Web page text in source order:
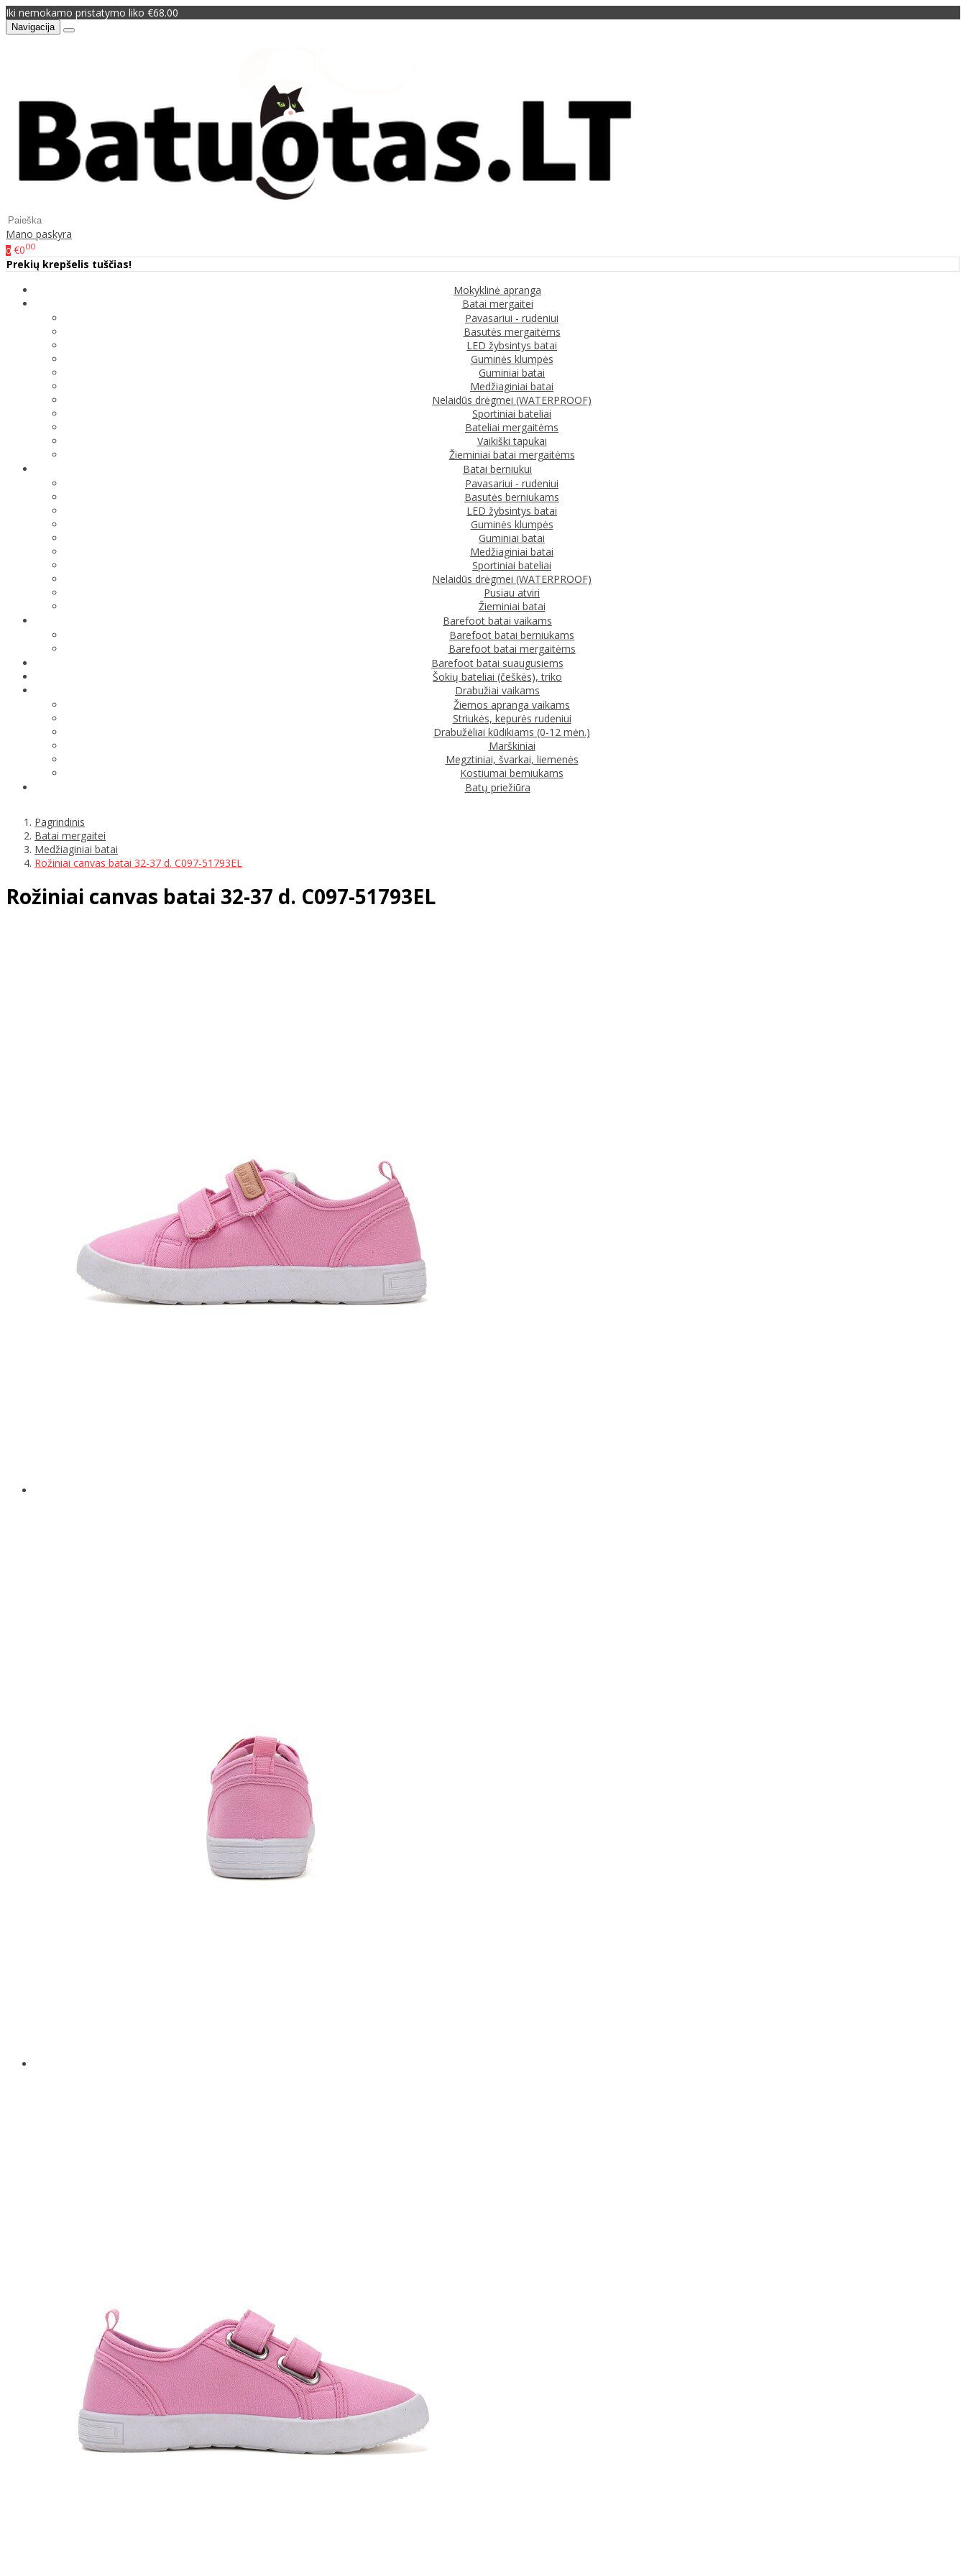
Iki nemokamo pristatymo liko €68.00
Navigacija
Mano paskyra
0 €000
Prekių krepšelis tuščias!
Mokyklinė apranga
Batai mergaitei
Pavasariui - rudeniui
Basutės mergaitėms
LED žybsintys batai
Guminės klumpės
Guminiai batai
Medžiaginiai batai
Nelaidūs drėgmei (WATERPROOF)
Sportiniai bateliai
Bateliai mergaitėms
Vaikiški tapukai
Žieminiai batai mergaitėms
Batai berniukui
Pavasariui - rudeniui
Basutės berniukams
LED žybsintys batai
Guminės klumpės
Guminiai batai
Medžiaginiai batai
Sportiniai bateliai
Nelaidūs drėgmei (WATERPROOF)
Pusiau atviri
Žieminiai batai
Barefoot batai vaikams
Barefoot batai berniukams
Barefoot batai mergaitėms
Barefoot batai suaugusiems
Šokių bateliai (češkės), triko
Drabužiai vaikams
Žiemos apranga vaikams
Striukės, kepurės rudeniui
Drabužėliai kūdikiams (0-12 mėn.)
Marškiniai
Megztiniai, švarkai, liemenės
Kostiumai berniukams
Batų priežiūra
Pagrindinis
Batai mergaitei
Medžiaginiai batai
Rožiniai canvas batai 32-37 d. C097-51793EL
Rožiniai canvas batai 32-37 d. C097-51793EL